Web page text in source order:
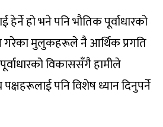
हो भने पनि भौतिक पूर्वाधारको
गरेका मुलुकहरूले नै आर्थिक प्रगति
विकाससँगै हामीले
पनि विशेष ध्यान दिनुपर्ने